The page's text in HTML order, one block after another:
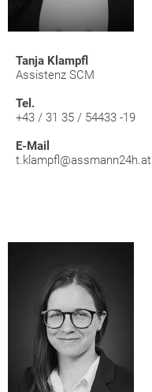
Tanja Klampfl
Assistenz SCM
Tel.
+43 / 31 35 / 54433 -19
E-Mail
t.klampfl@assmann24h.at